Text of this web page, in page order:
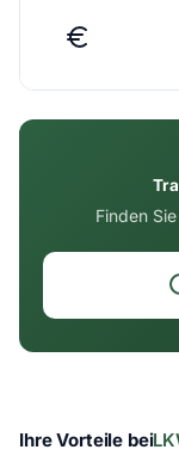
Finden
Ihre Vorteile bei